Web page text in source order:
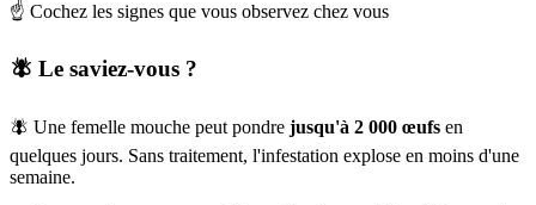
☝️ Cochez les signes que vous observez chez vous
🪰 Le saviez-vous ?
🪰 Une femelle mouche peut pondre jusqu'à 2 000 œufs en
quelques jours. Sans traitement, l'infestation explose en moins d'une
semaine.